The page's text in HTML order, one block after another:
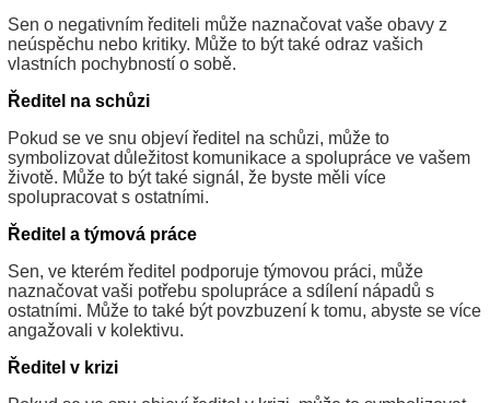
Sen o negativním řediteli může naznačovat vaše obavy z
neúspěchu nebo kritiky. Může to být také odraz vašich
vlastních pochybností o sobě.
Ředitel na schůzi
Pokud se ve snu objeví ředitel na schůzi, může to
symbolizovat důležitost komunikace a spolupráce ve vašem
životě. Může to být také signál, že byste měli více
spolupracovat s ostatními.
Ředitel a týmová práce
Sen, ve kterém ředitel podporuje týmovou práci, může
naznačovat vaši potřebu spolupráce a sdílení nápadů s
ostatními. Může to také být povzbuzení k tomu, abyste se více
angažovali v kolektivu.
Ředitel v krizi